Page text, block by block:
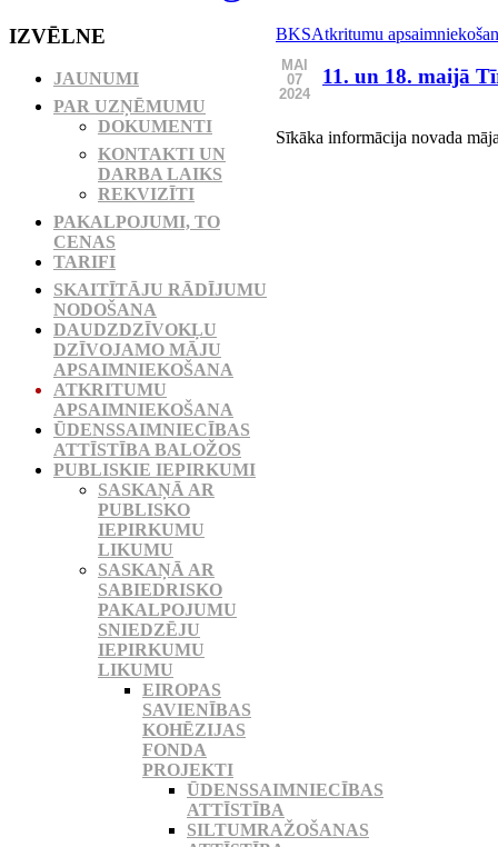
BKSAtkritumu
MAI
07
2024
11. un 18. maijā
Sīkāka informācija novada
IZVĒLNE
JAUNUMI
PAR UZŅĒMUMU
DOKUMENTI
KONTAKTI UN
DARBA LAIKS
REKVIZĪTI
PAKALPOJUMI, TO
CENAS
TARIFI
SKAITĪTĀJU RĀDĪJUMU
NODOŠANA
DAUDZDZĪVOKĻU
DZĪVOJAMO MĀJU
APSAIMNIEKOŠANA
ATKRITUMU
APSAIMNIEKOŠANA
ŪDENSSAIMNIECĪBAS
ATTĪSTĪBA BALOŽOS
PUBLISKIE IEPIRKUMI
SASKAŅĀ AR
PUBLISKO
IEPIRKUMU
LIKUMU
SASKAŅĀ AR
SABIEDRISKO
PAKALPOJUMU
SNIEDZĒJU
IEPIRKUMU
LIKUMU
EIROPAS
SAVIENĪBAS
KOHĒZIJAS
FONDA
PROJEKTI
ŪDENSSAIMNIECĪBAS
ATTĪSTĪBA
SILTUMRAŽOŠANAS